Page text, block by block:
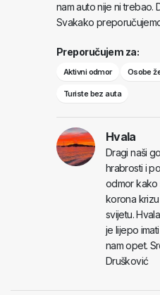
nam auto nije ni trebao.
Svakako
Preporučujem za:
Aktivni odmor Osobe
Turiste bez auta
Hvala
Dragi naši
hrabrosti i
odmor kako
korona
svijetu.
je lijepo
nam opet.
Drušković